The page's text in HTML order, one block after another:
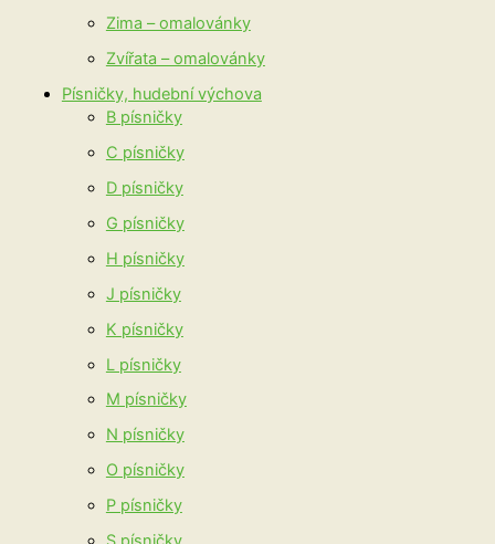
Zima – omalovánky
Zvířata – omalovánky
Písničky, hudební výchova
B písničky
C písničky
D písničky
G písničky
H písničky
J písničky
K písničky
L písničky
M písničky
N písničky
O písničky
P písničky